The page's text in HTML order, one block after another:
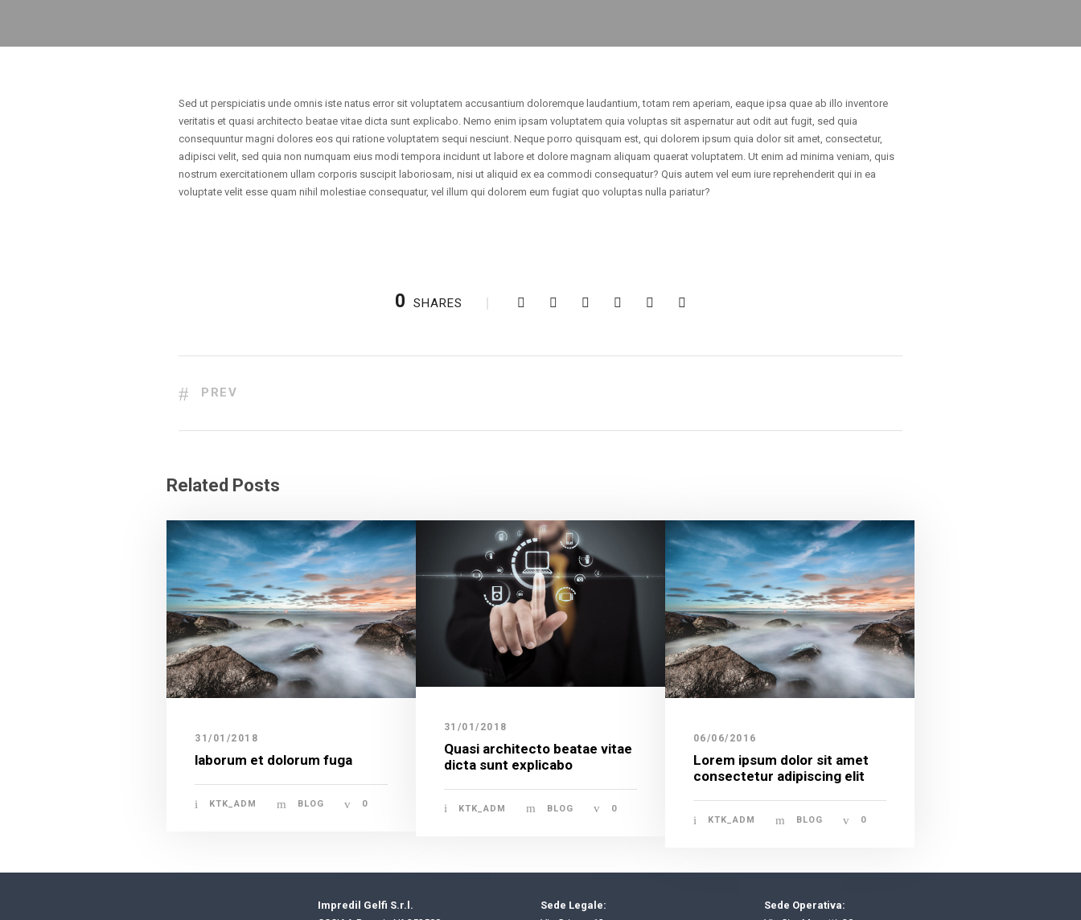
Sed ut perspiciatis unde omnis iste natus error sit voluptatem accusantium doloremque laudantium, totam rem aperiam, eaque ipsa quae ab illo inventore
veritatis et quasi architecto beatae vitae dicta sunt explicabo. Nemo enim ipsam voluptatem quia voluptas sit aspernatur aut odit aut fugit, sed quia
consequuntur magni dolores eos qui ratione voluptatem sequi nesciunt. Neque porro quisquam est, qui dolorem ipsum quia dolor sit amet, consectetur,
adipisci velit, sed quia non numquam eius modi tempora incidunt ut labore et dolore magnam aliquam quaerat voluptatem. Ut enim ad minima veniam, quis
nostrum exercitationem ullam corporis suscipit laboriosam, nisi ut aliquid ex ea commodi consequatur? Quis autem vel eum iure reprehenderit qui in ea
voluptate velit esse quam nihil molestiae consequatur, vel illum qui dolorem eum fugiat quo voluptas nulla pariatur?
0 SHARES
PREV
Related Posts
31/01/2018
laborum et dolorum fuga
KTK_ADM BLOG 0
31/01/2018
Quasi architecto beatae vitae
dicta sunt explicabo
KTK_ADM BLOG 0
06/06/2016
Lorem ipsum dolor sit amet
consectetur adipiscing elit
KTK_ADM BLOG 0
Impredil Gelfi S.r.l.
Sede Legale:
Sede Operativa: